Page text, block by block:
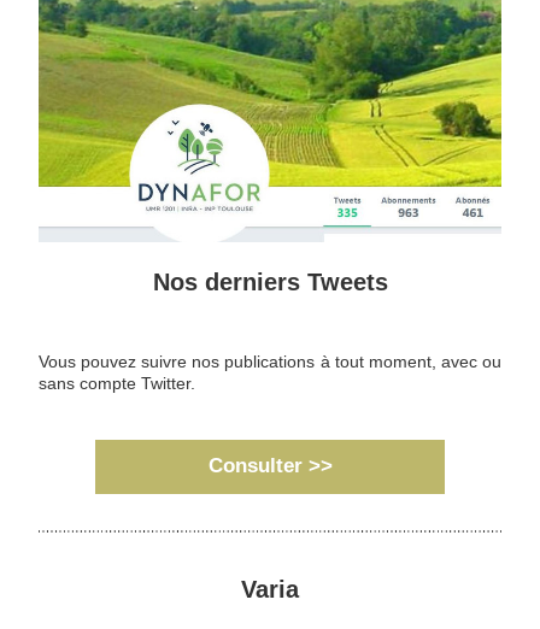
Nos derniers Tweets
Vous pouvez suivre nos publications à tout moment, avec ou
sans compte Twitter.
Consulter >>
Varia